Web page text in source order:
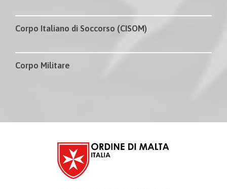
Corpo Italiano di Soccorso (CISOM)
Corpo Militare